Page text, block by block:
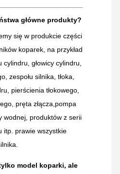
główne produkty?
się w produkcie części
koparek, na przykład
cylindru, głowicy cylindru,
zespołu silnika, tłoka,
pierścienia tłokowego,
pręta złącza,pompa
wodnej, produktów z serii
itp. prawie wszystkie
model koparki, ale